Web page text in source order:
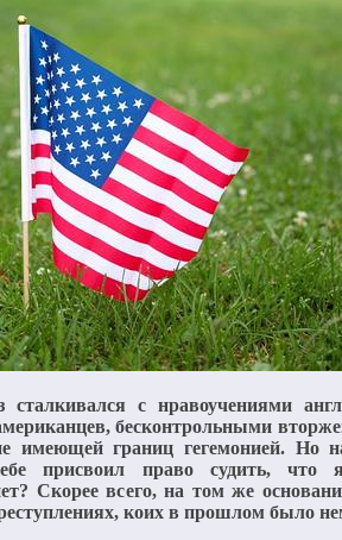
с нравоучениями
бесконтрольными
имеющей границ гегемонией. Но
присвоил право судить, что
Скорее всего, на том же
коих в прошлом было